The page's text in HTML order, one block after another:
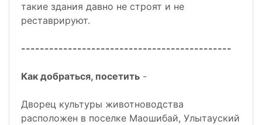
такие здания давно не строят и не
реставрируют.
---------------------------------------------
Как добраться, посетить -
Дворец культуры животноводства
расположен в поселке Маошибай, Улытауский